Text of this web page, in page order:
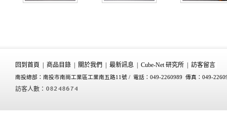
回到首頁 商品目錄 關於我們 最新訊息 Cube-Net 研究所 訪客留言
南投總部：南投市南崗工業區工業南五路11號 / 電話：049-2260989 傳真：049-
訪客人數：